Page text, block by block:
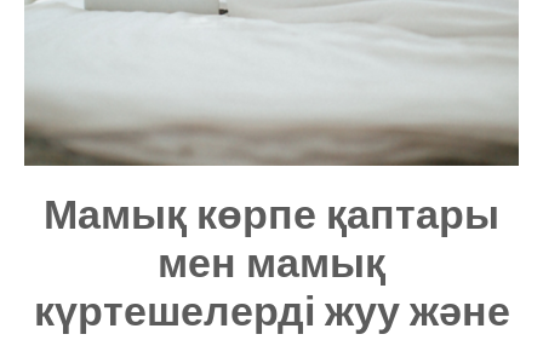
Мамық көрпе қаптары
мен мамық
күртешелерді жуу және